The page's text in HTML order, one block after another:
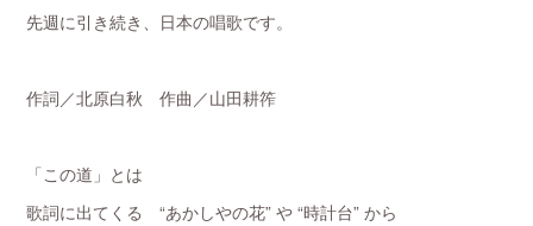
先週に引き続き、日本の唱歌です。
作詞／北原白秋 作曲／山田耕筰
「この道」とは
歌詞に出てくる “あかしやの花” や “時計台” から